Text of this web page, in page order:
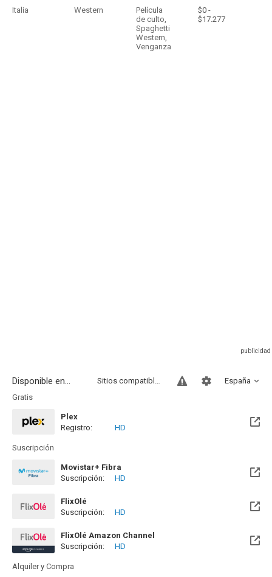
Italia Western
Película
de culto,
Spaghetti
Western,
Venganza
$0 -
$17.277
Disponible en... España
Sitios compatibles
Gratis
Plex
Registro:
HD
Suscripción
Movistar+ Fibra
Disponible hasta el Vie, 01 Ene 2100 (Quedan 73 años)
Suscripción: HD
FlixOlé
Suscripción:
HD
FlixOlé Amazon Channel
Suscripción:
HD
Alquiler y Compra